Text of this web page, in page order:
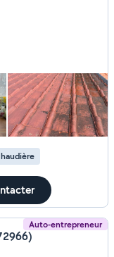
de bains !
Auto-entrepreneur